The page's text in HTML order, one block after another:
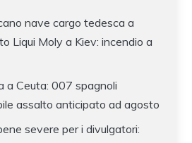
nave cargo tedesca a
Liqui Moly a Kiev: incendio a
a Ceuta: 007 spagnoli
assalto anticipato ad agosto
severe per i divulgatori: